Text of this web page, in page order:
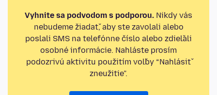
Vyhnite sa podvodom s podporou. Nikdy vás
nebudeme žiadať, aby ste zavolali alebo
poslali SMS na telefónne číslo alebo zdieľali
osobné informácie. Nahláste prosím
podozrivú aktivitu použitím voľby “Nahlásiť
zneužitie”.